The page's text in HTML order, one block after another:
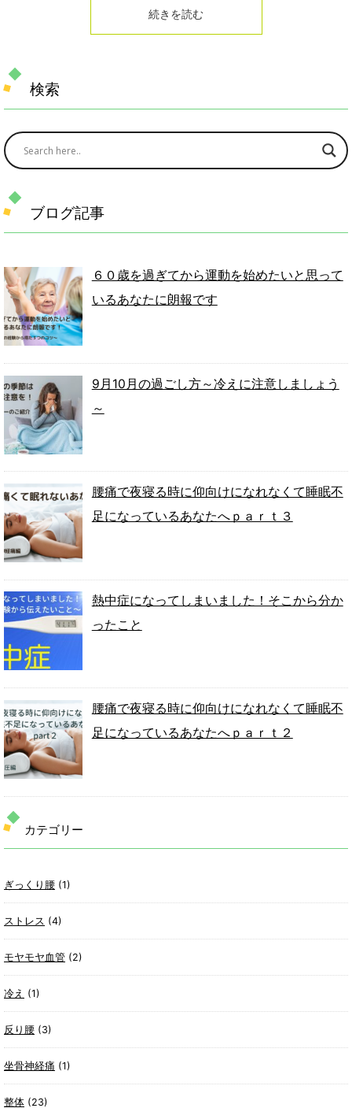
続きを読む
検索
ブログ記事
６０歳を過ぎてから運動を始めたいと思って
いるあなたに朗報です
9月10月の過ごし方～冷えに注意しましょう
～
腰痛で夜寝る時に仰向けになれなくて睡眠不
足になっているあなたへｐａｒｔ３
熱中症になってしまいました！そこから分か
ったこと
腰痛で夜寝る時に仰向けになれなくて睡眠不
足になっているあなたへｐａｒｔ２
カテゴリー
ぎっくり腰 (1)
ストレス (4)
モヤモヤ血管 (2)
冷え (1)
反り腰 (3)
坐骨神経痛 (1)
整体 (23)